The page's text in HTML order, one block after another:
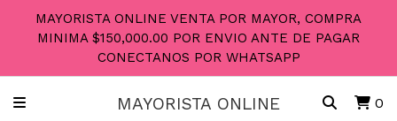
MAYORISTA ONLINE VENTA POR MAYOR, COMPRA
MINIMA $150,000.00 POR ENVIO ANTE DE PAGAR
CONECTANOS POR WHATSAPP
MAYORISTA ONLINE 0